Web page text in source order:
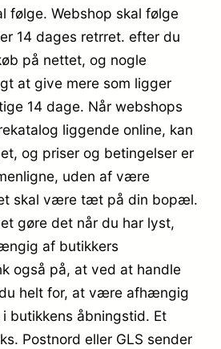
følge. Webshop skal følge
14 dages retrret. efter du
på nettet, og nogle
at give mere som ligger
14 dage. Når webshops
liggende online, kan
og priser og betingelser er
uden af være
skal være tæt på din bopæl.
gøre det når du har lyst,
af butikkers
også på, at ved at handle
helt for, at være afhængig
butikkens åbningstid. Et
Postnord eller GLS sender